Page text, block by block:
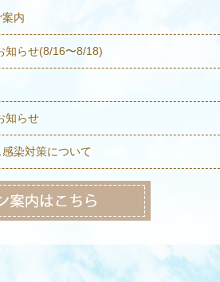
内
らせ(8/16〜8/18)
知らせ
染対策について